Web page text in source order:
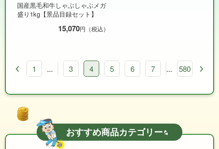
国産黒毛和牛しゃぶしゃぶメガ
盛り1kg【景品目録セット】
15,070円（税込）
1 ...
2 3 4 5 6 7 ... 580
おすすめ商品カテゴリー